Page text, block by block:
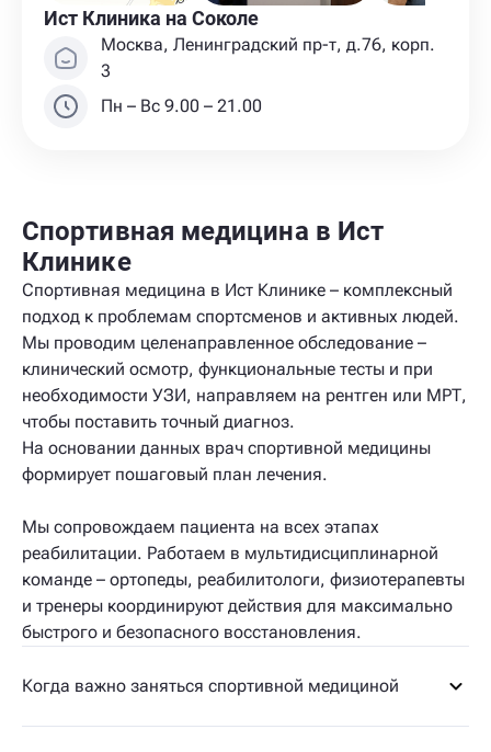
Ист Клиника на Соколе
Москва, Ленинградский пр-т, д.76, корп.
3
Пн – Вс 9.00 – 21.00
Спортивная медицина в Ист
Клинике
Спортивная медицина в Ист Клинике – комплексный
подход к проблемам спортсменов и активных людей.
Мы проводим целенаправленное обследование –
клинический осмотр, функциональные тесты и при
необходимости УЗИ, направляем на рентген или МРТ,
чтобы поставить точный диагноз.
На основании данных врач спортивной медицины
формирует пошаговый план лечения.
Мы сопровождаем пациента на всех этапах
реабилитации. Работаем в мультидисциплинарной
команде – ортопеды, реабилитологи, физиотерапевты
и тренеры координируют действия для максимально
быстрого и безопасного восстановления.
Когда важно заняться спортивной медициной